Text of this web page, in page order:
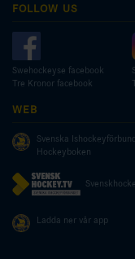
FOLLOW US
Swehockeyse facebook
Tre Kronor facebook
WEB
Svenska
Hockeyboken
Ladda ner vår app